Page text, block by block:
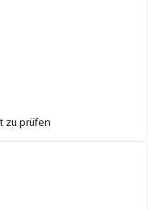
zu prüfen